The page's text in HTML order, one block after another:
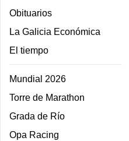
Obituarios
La Galicia Económica
El tiempo
Mundial 2026
Torre de Marathon
Grada de Río
Opa Racing